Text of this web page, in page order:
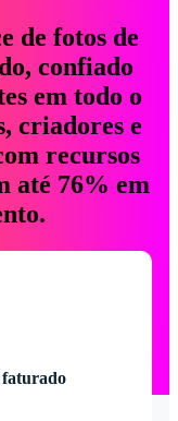
de fotos de
confiado
em todo o
criadores e
recursos
até 76% em
faturado